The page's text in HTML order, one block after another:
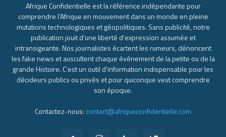
Afrique Confidentielle est la référence indépendante pour
comprendre l’Afrique en mouvement dans un monde en pleine
mutations technologiques et géopolitiques. Sans publicité, notre
publication jouit d’une liberté d’expression assumée et
intransigeante. Nos journalistes écartent les rumeurs, dénoncent
les fake news et auscultent chaque événement de la petite ou de la
grande Histoire. C’est un outil d’information indispensable pour les
décideurs publics ou privés et pour quiconque veut comprendre
son époque.
Contactez-nous: contact@afriqueconfidentielle.com